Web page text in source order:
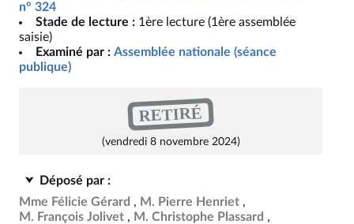
n° 324
Stade de lecture : 1ère lecture (1ère assemblée
saisie)
Examiné par : Assemblée nationale (séance
publique)
RETIRÉ
(vendredi 8 novembre 2024)
Déposé par :
Mme Félicie Gérard
M. Pierre Henriet
M. François Jolivet
M. Christophe Plassard